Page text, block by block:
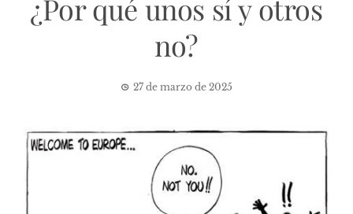
¿Por qué unos sí y otros
no?
27 de marzo de 2025